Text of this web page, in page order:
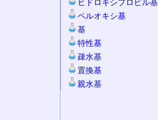
ヒドロキシプロピル基
ペルオキシ基
基
特性基
疎水基
置換基
親水基